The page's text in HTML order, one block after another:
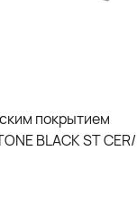
покрытием
BLACK ST CER/